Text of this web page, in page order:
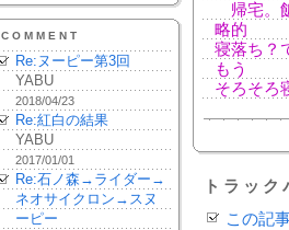
COMMENT
Re:ヌーピー第3回
YABU
2018/04/23
Re:紅白の結果
YABU
2017/01/01
Re:石ノ森→ライダー→
ネオサイクロン→スヌ
ーピー
帰宅。
略的
寝落ち？
もう
そろそろ
トラッ
この記